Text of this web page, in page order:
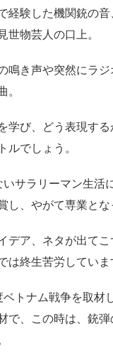
経験した機関銃の
物芸人の口上。
鳴き声や突然にラ
学び、どう表現す
でしょう。
サラリーマン生活
し、やがて専業とな
デア、ネタが出て
終生苦労していま
トナム戦争を取材
で、この時は、銃